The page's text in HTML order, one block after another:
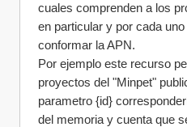
cuales comprenden a los
en particular y por cada
conformar la APN.
Por ejemplo este recurso
proyectos del "Minpet"
parametro {id}
del memoria y cuenta que